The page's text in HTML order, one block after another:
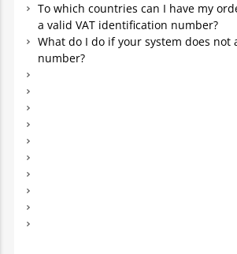
To which countries can I have my
a valid VAT identification number?
What do I do if your system does not
number?